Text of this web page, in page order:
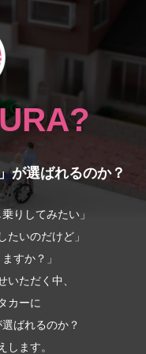
が選ばれるのか？
りしてみたい」
たいのだけど」
すか？」
いただく中、
カーに
ばれるのか？
します。